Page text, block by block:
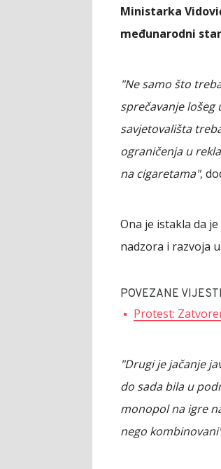
Ministarka
međunarodni
"Ne samo što
sprečavanje lošeg
savjetovališta
ograničenja u
na cigaretama",
Ona je istakla da
nadzora i razvoja
POVEZANE VIJESTI
Protest:
"Drugi je jačanje
do sada bila u
monopol na igre
nego